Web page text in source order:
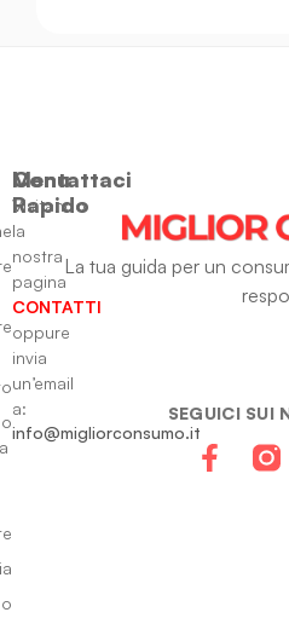
La tua guida per un
SEGUICI SUI
Menu
Rapido
Contattaci
Visitando
la
nostra
pagina
CONTATTI
oppure
invia
un’email
a:
info@migliorconsumo.it